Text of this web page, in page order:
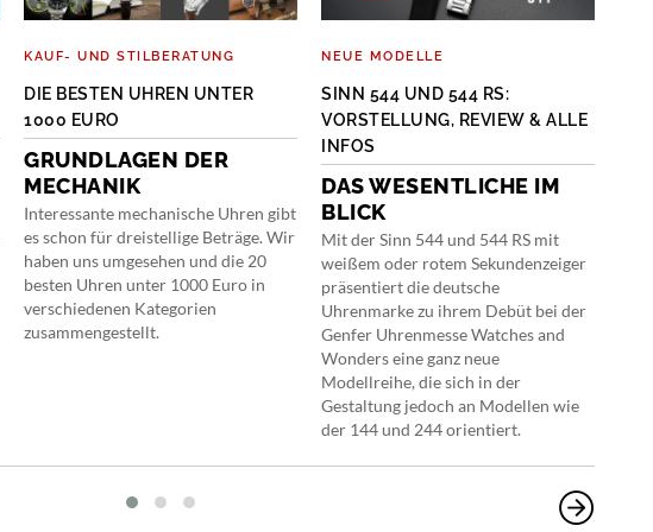
KAUF- UND STILBERATUNG
DIE BESTEN UHREN UNTER
1000 EURO
GRUNDLAGEN DER
MECHANIK
Interessante mechanische Uhren gibt
es schon für dreistellige Beträge. Wir
haben uns umgesehen und die 20
besten Uhren unter 1000 Euro in
verschiedenen Kategorien
zusammengestellt.
NEUE MODELLE
SINN 544 UND 544 RS:
VORSTELLUNG, REVIEW & ALLE
INFOS
DAS WESENTLICHE IM
BLICK
Mit der Sinn 544 und 544 RS mit
weißem oder rotem Sekundenzeiger
präsentiert die deutsche
Uhrenmarke zu ihrem Debüt bei der
Genfer Uhrenmesse Watches and
Wonders eine ganz neue
Modellreihe, die sich in der
Gestaltung jedoch an Modellen wie
der 144 und 244 orientiert.